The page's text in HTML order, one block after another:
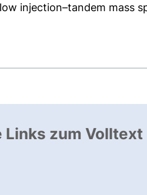
injection–tandem mass
zum Volltext
Link, öffnet neues